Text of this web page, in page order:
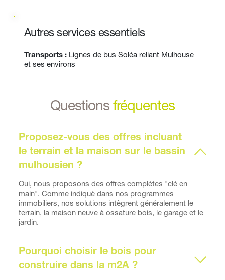
Autres services essentiels
Transports : Lignes de bus Soléa reliant Mulhouse
et ses environs
Questions fréquentes
Proposez-vous des offres incluant
le terrain et la maison sur le bassin
mulhousien ?
Oui, nous proposons des offres complètes "clé en
main". Comme indiqué dans nos programmes
immobiliers, nos solutions intègrent généralement le
terrain, la maison neuve à ossature bois, le garage et le
jardin.
Pourquoi choisir le bois pour
construire dans la m2A ?